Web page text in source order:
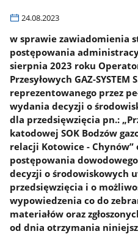
24.08.2023
w sprawie zawiadomienia
postępowania
sierpnia 2023 roku
Przesyłowych GAZ-
reprezentowanego przez
wydania decyzji o
dla przedsięwzięcia pn.:
katodowej SOK Bodzów
relacji Kotowice - Chynów”
postępowania
decyzji o środowiskowych
przedsięwzięcia i o
wypowiedzenia co do
materiałów oraz
od dnia otrzymania